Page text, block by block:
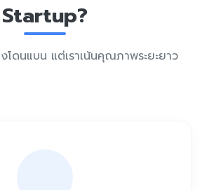
Startup?
งโดนแบน แต่เราเน้นคุณภาพระยะยาว